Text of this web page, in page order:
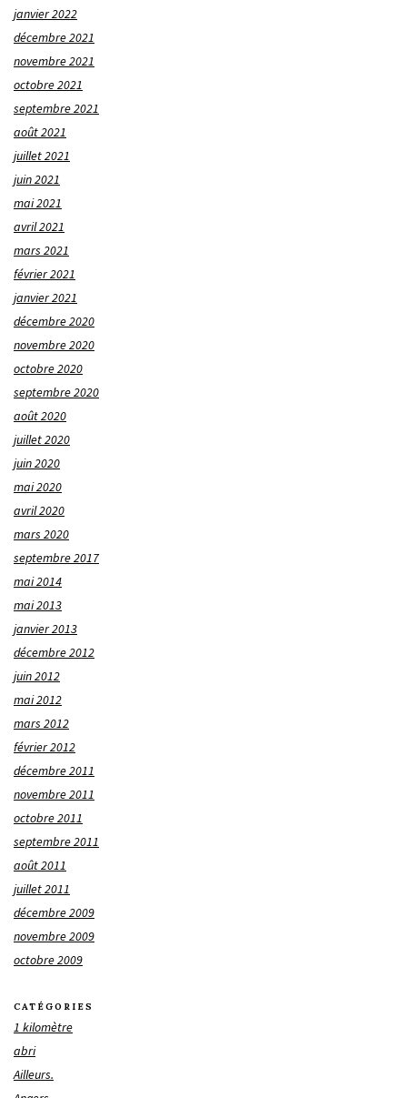
janvier 2022
décembre 2021
novembre 2021
octobre 2021
septembre 2021
août 2021
juillet 2021
juin 2021
mai 2021
avril 2021
mars 2021
février 2021
janvier 2021
décembre 2020
novembre 2020
octobre 2020
septembre 2020
août 2020
juillet 2020
juin 2020
mai 2020
avril 2020
mars 2020
septembre 2017
mai 2014
mai 2013
janvier 2013
décembre 2012
juin 2012
mai 2012
mars 2012
février 2012
décembre 2011
novembre 2011
octobre 2011
septembre 2011
août 2011
juillet 2011
décembre 2009
novembre 2009
octobre 2009
CATÉGORIES
1 kilomètre
abri
Ailleurs.